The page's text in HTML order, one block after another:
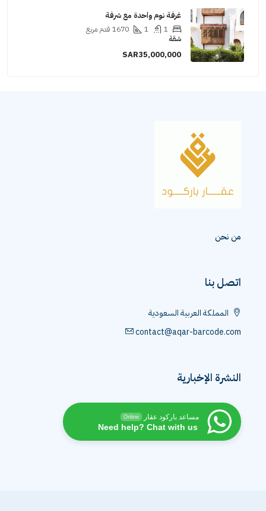
غرفة نوم واحدة مع شرفة
1670 قدم مربع
شقة
SAR35,000,000
من نحن
اتصل بنا
المملكة العربية السعودية
contact@aqar-barcode.com
النشرة الإخبارية
مساعد باركود عقار Online
Need help? Chat with us